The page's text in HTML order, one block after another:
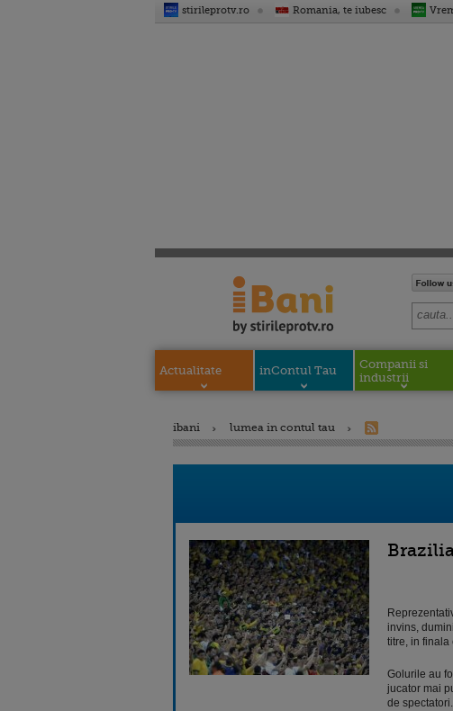
stirileprotv.ro Romania, te iubesc
Actualitate inContul Tau
Companii si
industrii
ibani lumea in contul tau
invins,
titre, in finala
Golurile au
jucator mai
de spectatori.